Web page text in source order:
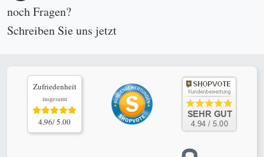
noch Fragen?
Schreiben Sie uns jetzt
Zufriedenheit
insgesamt
4.96/ 5.00